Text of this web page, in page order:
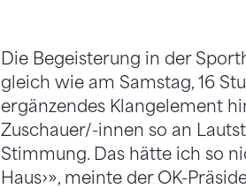
Die Begeisterung in der
gleich wie am Samstag, 16
ergänzendes Klangelement
Zuschauer/-innen so an
Stimmung. Das hätte ich so
Haus›», meinte der OK-